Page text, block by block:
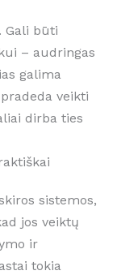
Gali būti
– audringas
galima
veikti
dirba ties
sistemos,
jos veiktų
ir
tokia